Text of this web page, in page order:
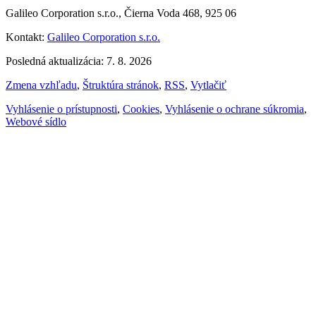
Galileo Corporation s.r.o., Čierna Voda 468, 925 06
Kontakt: Galileo Corporation s.r.o.
Posledná aktualizácia: 7. 8. 2026
Zmena vzhľadu, Štruktúra stránok, RSS, Vytlačiť
Vyhlásenie o prístupnosti, Cookies, Vyhlásenie o ochrane súkromia,
Webové sídlo